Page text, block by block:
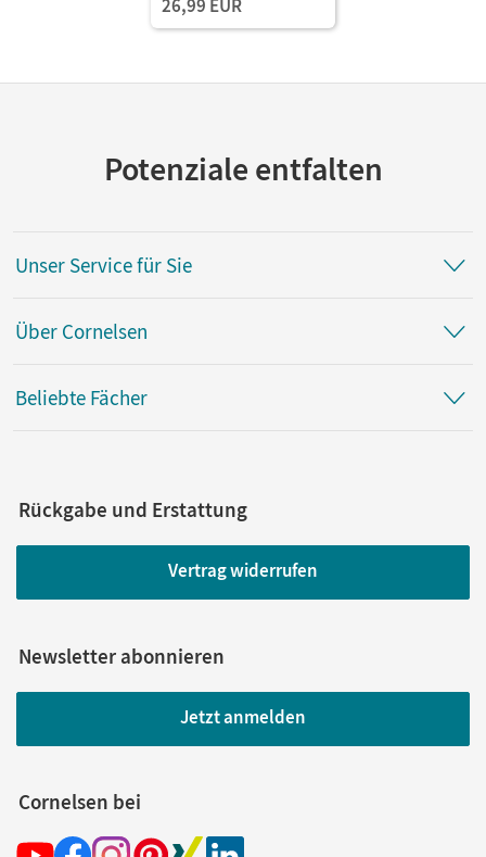
26,99 EUR
Potenziale entfalten
Unser Service für Sie
Über Cornelsen
Beliebte Fächer
Rückgabe und Erstattung
Vertrag widerrufen
Newsletter abonnieren
Jetzt anmelden
Cornelsen bei